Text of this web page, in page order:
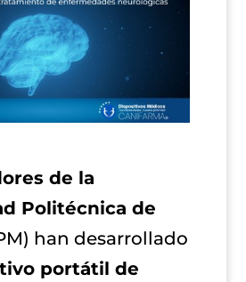
de la
Politécnica de
han desarrollado
portátil de